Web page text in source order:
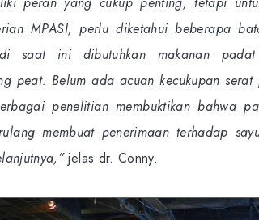
MPASI, perlu diketahui beberapa
saat ini dibutuhkan makanan padat
peat. Belum ada acuan kecukupan
penelitian membuktikan bahwa
membuat penerimaan terhadap
jelas dr. Conny.